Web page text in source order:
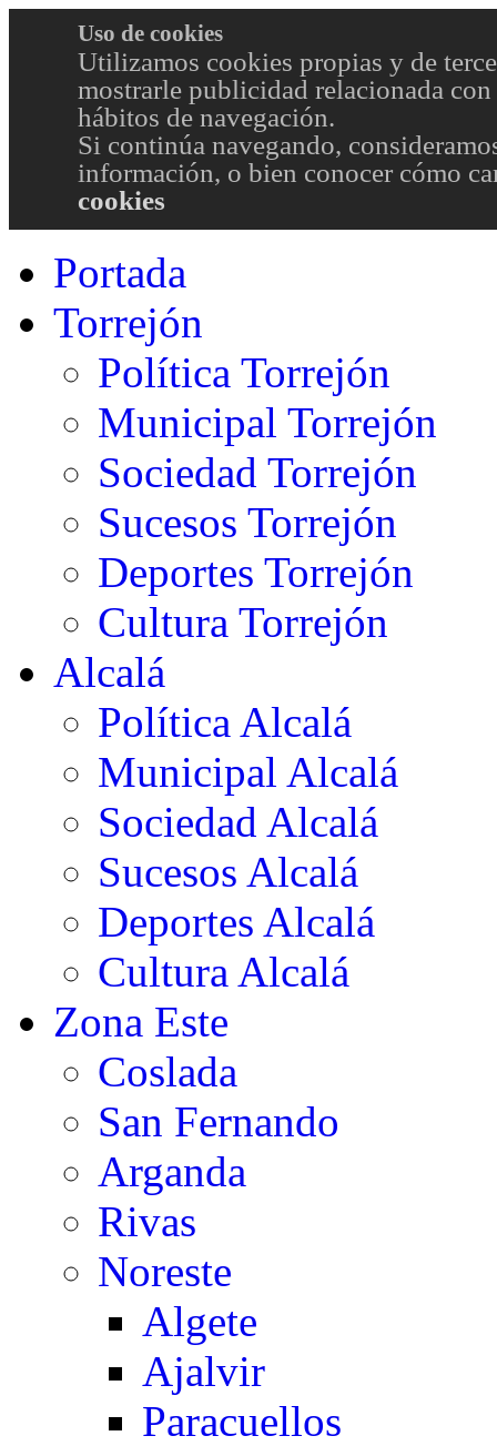
Uso de cookies
Utilizamos cookies propias y de
mostrarle publicidad relacionada
hábitos de navegación.
Si continúa navegando,
información, o bien conocer cómo
cookies
Portada
Torrejón
Política Torrejón
Municipal Torrejón
Sociedad Torrejón
Sucesos Torrejón
Deportes Torrejón
Cultura Torrejón
Alcalá
Política Alcalá
Municipal Alcalá
Sociedad Alcalá
Sucesos Alcalá
Deportes Alcalá
Cultura Alcalá
Zona Este
Coslada
San Fernando
Arganda
Rivas
Noreste
Algete
Ajalvir
Paracuellos